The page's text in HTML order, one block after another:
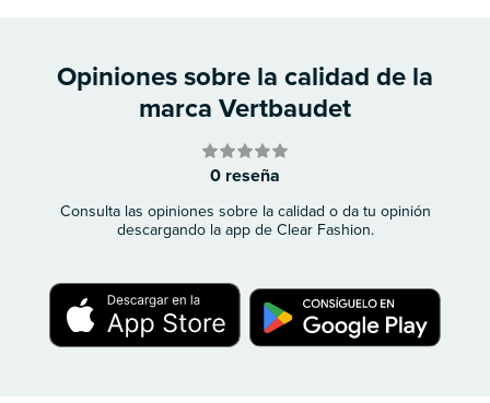
Opiniones sobre la calidad de la
marca Vertbaudet
0 reseña
Consulta las opiniones sobre la calidad o da tu opinión
descargando la app de Clear Fashion.